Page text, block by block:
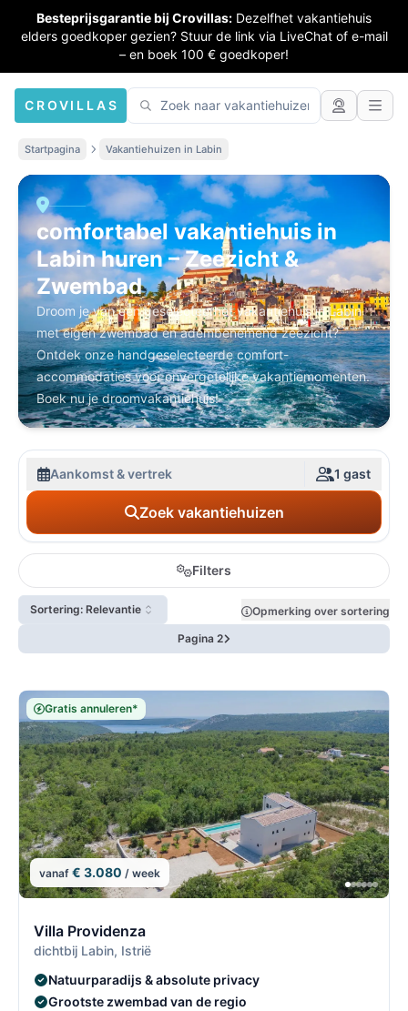
Besteprijsgarantie bij Crovillas: Dezelfhet vakantiehuis
elders goedkoper gezien? Stuur de link via LiveChat of e-mail
– en boek 100 € goedkoper!
CROVILLAS
Startpagina Vakantiehuizen in Labin
comfortabel vakantiehuis in
Labin huren – Zeezicht &
Zwembad
Droom je van een geselecteerhet vakantiehuis in Labin
met eigen zwembad en adembenemend zeezicht?
Ontdek onze handgeselecteerde comfort-
accommodaties voor onvergetelijke vakantiemomenten.
Boek nu je droomvakantiehuis!
Aankomst & vertrek 1 gast
Zoek vakantiehuizen
Filters
Sortering: Relevantie
Opmerking over sortering
Pagina 2
Gratis annuleren*
vanaf € 3.080 / week
Villa Providenza
dichtbij Labin, Istrië
Natuurparadijs & absolute privacy
Grootste zwembad van de regio